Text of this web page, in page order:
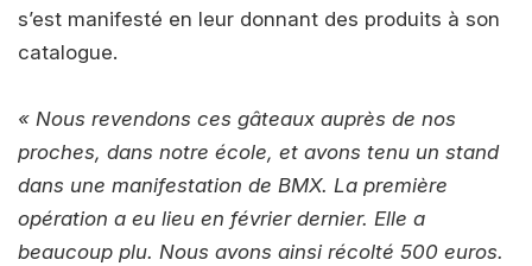
s’est manifesté en leur donnant des produits à son
catalogue.
« Nous revendons ces gâteaux auprès de nos
proches, dans notre école, et avons tenu un stand
dans une manifestation de BMX. La première
opération a eu lieu en février dernier. Elle a
beaucoup plu. Nous avons ainsi récolté 500 euros.